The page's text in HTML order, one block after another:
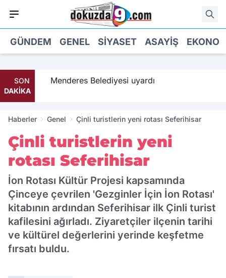
GÜNDEM GENEL SIYASET ASAYIŞ
SON
DAKİKA
geldi Menderes Belediyesi uyardı
Haberler Genel Çinli turistlerin yeni rotası Seferihisar
Çinli turistlerin yeni
rotası Seferihisar
İon Rotası Kültür Projesi kapsamında
Çinceye çevrilen 'Gezginler İçin İon Rotası'
kitabının ardından Seferihisar ilk Çinli turist
kafilesini ağırladı. Ziyaretçiler ilçenin tarihi
ve kültürel değerlerini yerinde keşfetme
fırsatı buldu.